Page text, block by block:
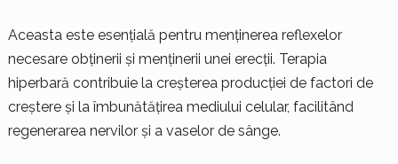
Aceasta este esențială pentru menținerea reflexelor
necesare obținerii și menținerii unei erecții. Terapia
hiperbară contribuie la creșterea producției de factori de
creștere și la îmbunătățirea mediului celular, facilitând
regenerarea nervilor și a vaselor de sânge.